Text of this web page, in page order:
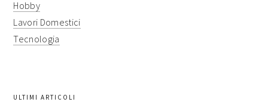
Hobby
Lavori Domestici
Tecnologia
ULTIMI ARTICOLI